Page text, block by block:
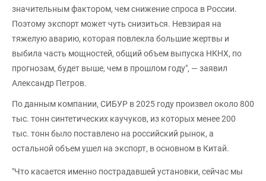
значительным фактором, чем снижение спроса в России.
Поэтому экспорт может чуть снизиться. Невзирая на
тяжелую аварию, которая повлекла большие жертвы и
выбила часть мощностей, общий объем выпуска НКНХ, по
прогнозам, будет выше, чем в прошлом году", — заявил
Александр Петров.
По данным компании, СИБУР в 2025 году произвел около 800
тыс. тонн синтетических каучуков, из которых менее 200
тыс. тонн было поставлено на российский рынок, а
остальной объем ушел на экспорт, в основном в Китай.
"Что касается именно пострадавшей установки, сейчас мы